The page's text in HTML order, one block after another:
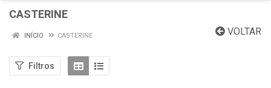
CASTERINE
VOLTAR
INÍCIO CASTERINE
Filtros